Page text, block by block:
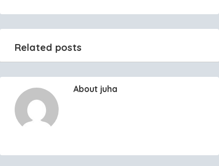
Related posts
About juha